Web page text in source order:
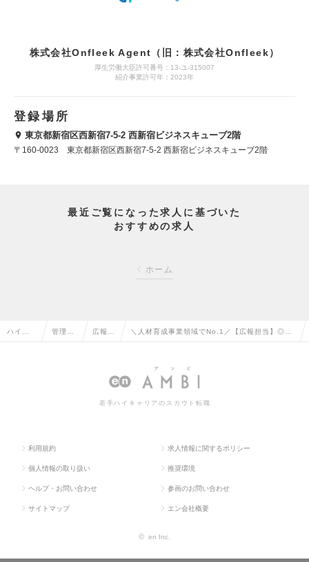
株式会社Onfleek Agent（旧：株式会社Onfleek）
厚生労働大臣許可番号：13-ユ-315007
紹介事業許可年：2023年
登録場所
東京都新宿区西新宿7-5-2 西新宿ビジネスキューブ2階
〒160-0023 東京都新宿区西新宿7-5-2 西新宿ビジネスキューブ2階
最近ご覧になった求人に基づいた
おすすめの求人
ホーム
ハイク 管理部 広報・ ＼人材育成事業領域でNo.1／【広報担当】◎少
ループの求人情報
若手ハイキャリアのスカウト転職
利用規約 求人情報に関するポリシー
個人情報の取り扱い 推奨環境
ヘルプ・お問い合わせ 参画のお問い合わせ
サイトマップ エン会社概要
© en Inc.